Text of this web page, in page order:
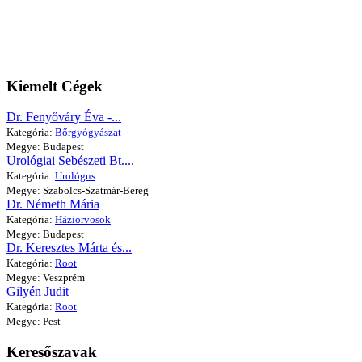
Kiemelt Cégek
Dr. Fenyőváry Éva -...
Kategória: Bőrgyógyászat
Megye: Budapest
Urológiai Sebészeti Bt....
Kategória: Urológus
Megye: Szabolcs-Szatmár-Bereg
Dr. Németh Mária
Kategória: Háziorvosok
Megye: Budapest
Dr. Keresztes Márta és...
Kategória: Root
Megye: Veszprém
Gilyén Judit
Kategória: Root
Megye: Pest
Keresőszavak